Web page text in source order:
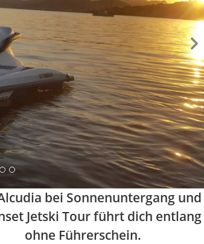
bei Sonnenuntergang
Jetski Tour führt dich
ohne Führerschein.